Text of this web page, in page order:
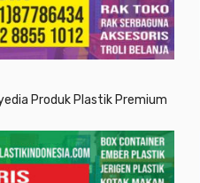
Produk Plastik Premium